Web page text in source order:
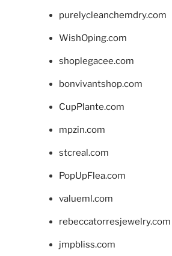
purelycleanchemdry.com
WishOping.com
shoplegacee.com
bonvivantshop.com
CupPlante.com
mpzin.com
stcreal.com
PopUpFlea.com
valueml.com
rebeccatorresjewelry.com
jmpbliss.com